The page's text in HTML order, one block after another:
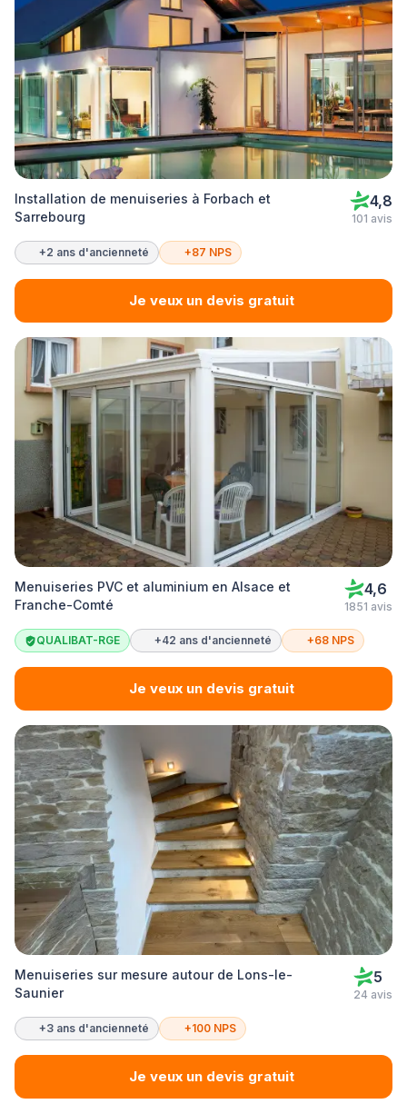
Installation de menuiseries à Forbach et
Sarrebourg
4,8
101 avis
+2 ans d'ancienneté +87 NPS
Je veux un devis gratuit
Menuiseries PVC et aluminium en Alsace et
Franche-Comté
4,6
1851 avis
QUALIBAT-RGE +42 ans d'ancienneté +68 NPS
Je veux un devis gratuit
Menuiseries sur mesure autour de Lons-le-
Saunier
5
24 avis
+3 ans d'ancienneté +100 NPS
Je veux un devis gratuit